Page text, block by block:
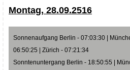
Montag, 28.09.2516
Sonnenaufgang Berlin - 07:03:30 |
06:50:25 | Zürich - 07:21:34
Sonntenuntergang Berlin - 18:50:55 |